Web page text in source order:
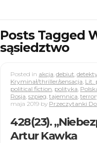
Posts Tagged
sąsiedztwo
Posted in akcja debiut
Kryminał/thriller/sensacja Lit.
political fiction polityka
Rosja szpieg tajemnica
maja 2019 by Przeczytanki
428(23).
Artur Kawka